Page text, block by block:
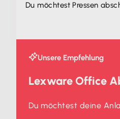
Du möchtest Pressen
Unsere Empfehlung
Lexware Office
Du möchtest deine